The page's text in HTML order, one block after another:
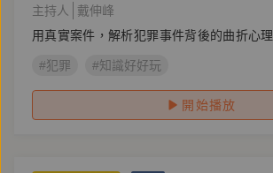
主持人
戴伸峰
用真實案件，解析犯罪事件背後的曲折心理
#犯罪 #知識好好玩
開始播放